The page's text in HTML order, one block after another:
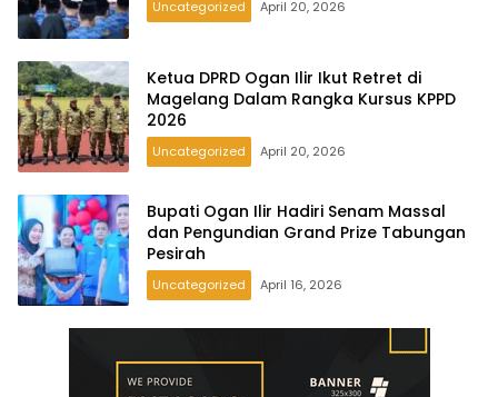
Uncategorized April 20, 2026
Ketua DPRD Ogan Ilir Ikut Retret di
Magelang Dalam Rangka Kursus KPPD
2026
Uncategorized April 20, 2026
Bupati Ogan Ilir Hadiri Senam Massal
dan Pengundian Grand Prize Tabungan
Pesirah
Uncategorized April 16, 2026